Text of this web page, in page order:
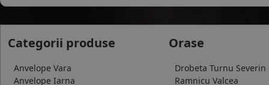
Categorii produse
Anvelope Vara
Anvelope Iarna
Orase
Drobeta Turnu Severin
Ramnicu Valcea